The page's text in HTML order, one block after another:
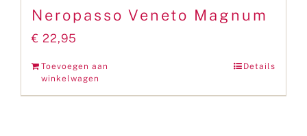
Neropasso Veneto Magnum
€ 22,95
Toevoegen aan
winkelwagen
Details